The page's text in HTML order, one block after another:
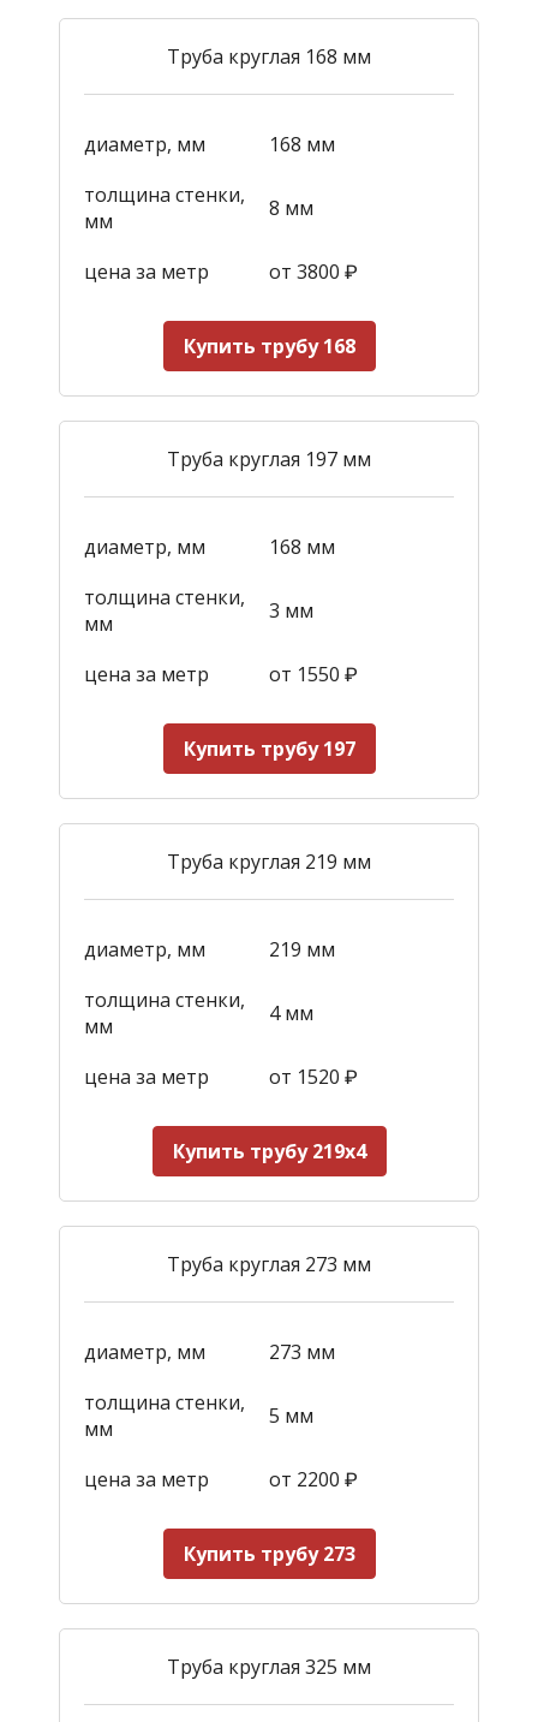
Труба круглая 168 мм
диаметр, мм
168 мм
толщина стенки,
мм
8 мм
цена за метр от 3800 ₽
Купить трубу 168
Труба круглая 197 мм
диаметр, мм
168 мм
толщина стенки,
мм
3 мм
цена за метр от 1550 ₽
Купить трубу 197
Труба круглая 219 мм
диаметр, мм
219 мм
толщина стенки,
мм
4 мм
цена за метр от 1520 ₽
Купить трубу 219х4
Труба круглая 273 мм
диаметр, мм
273 мм
толщина стенки,
мм
5 мм
цена за метр от 2200 ₽
Купить трубу 273
Труба круглая 325 мм